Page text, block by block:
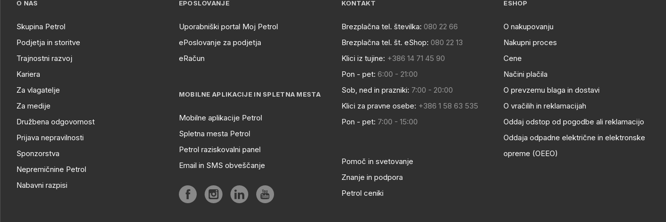
O NAS
Skupina Petrol
Podjetja in storitve
Trajnostni razvoj
Kariera
Za vlagatelje
Za medije
Družbena odgovornost
Prijava nepravilnosti
Sponzorstva
Nepremičnine Petrol
Nabavni razpisi
EPOSLOVANJE
Uporabniški portal Moj Petrol
ePoslovanje za podjetja
eRačun
MOBILNE APLIKACIJE IN SPLETNA MESTA
Mobilne aplikacije Petrol
Spletna mesta Petrol
Petrol raziskovalni panel
Email in SMS obveščanje
KONTAKT
Brezplačna tel. številka: 080 22 66
Brezplačna tel. št. eShop: 080 22 13
Klici iz tujine: +386 14 71 45 90
Pon - pet: 6:00 - 21:00
Sob, ned in prazniki: 7:00 - 20:00
Klici za pravne osebe: +386 1 58 63 535
Pon - pet: 7:00 - 15:00
Pomoč in svetovanje
Znanje in podpora
Petrol ceniki
ESHOP
O nakupovanju
Nakupni proces
Cene
Načini plačila
O prevzemu blaga in dostavi
O vračilih in reklamacijah
Oddaj odstop od pogodbe ali reklamacijo
Oddaja odpadne električne in elektronske
opreme (OEEO)